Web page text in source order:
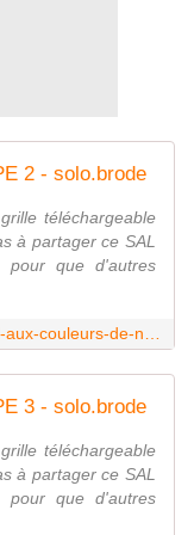
2 - solo.brode
téléchargeable
à partager ce SAL
que d'autres
3 - solo.brode
téléchargeable
à partager ce SAL
que d'autres